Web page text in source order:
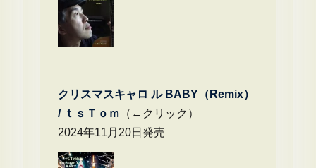
クリスマスキャロ ル BABY（Remix）
/ ｔｓＴｏｍ （←クリック）
2024年11月20日発売